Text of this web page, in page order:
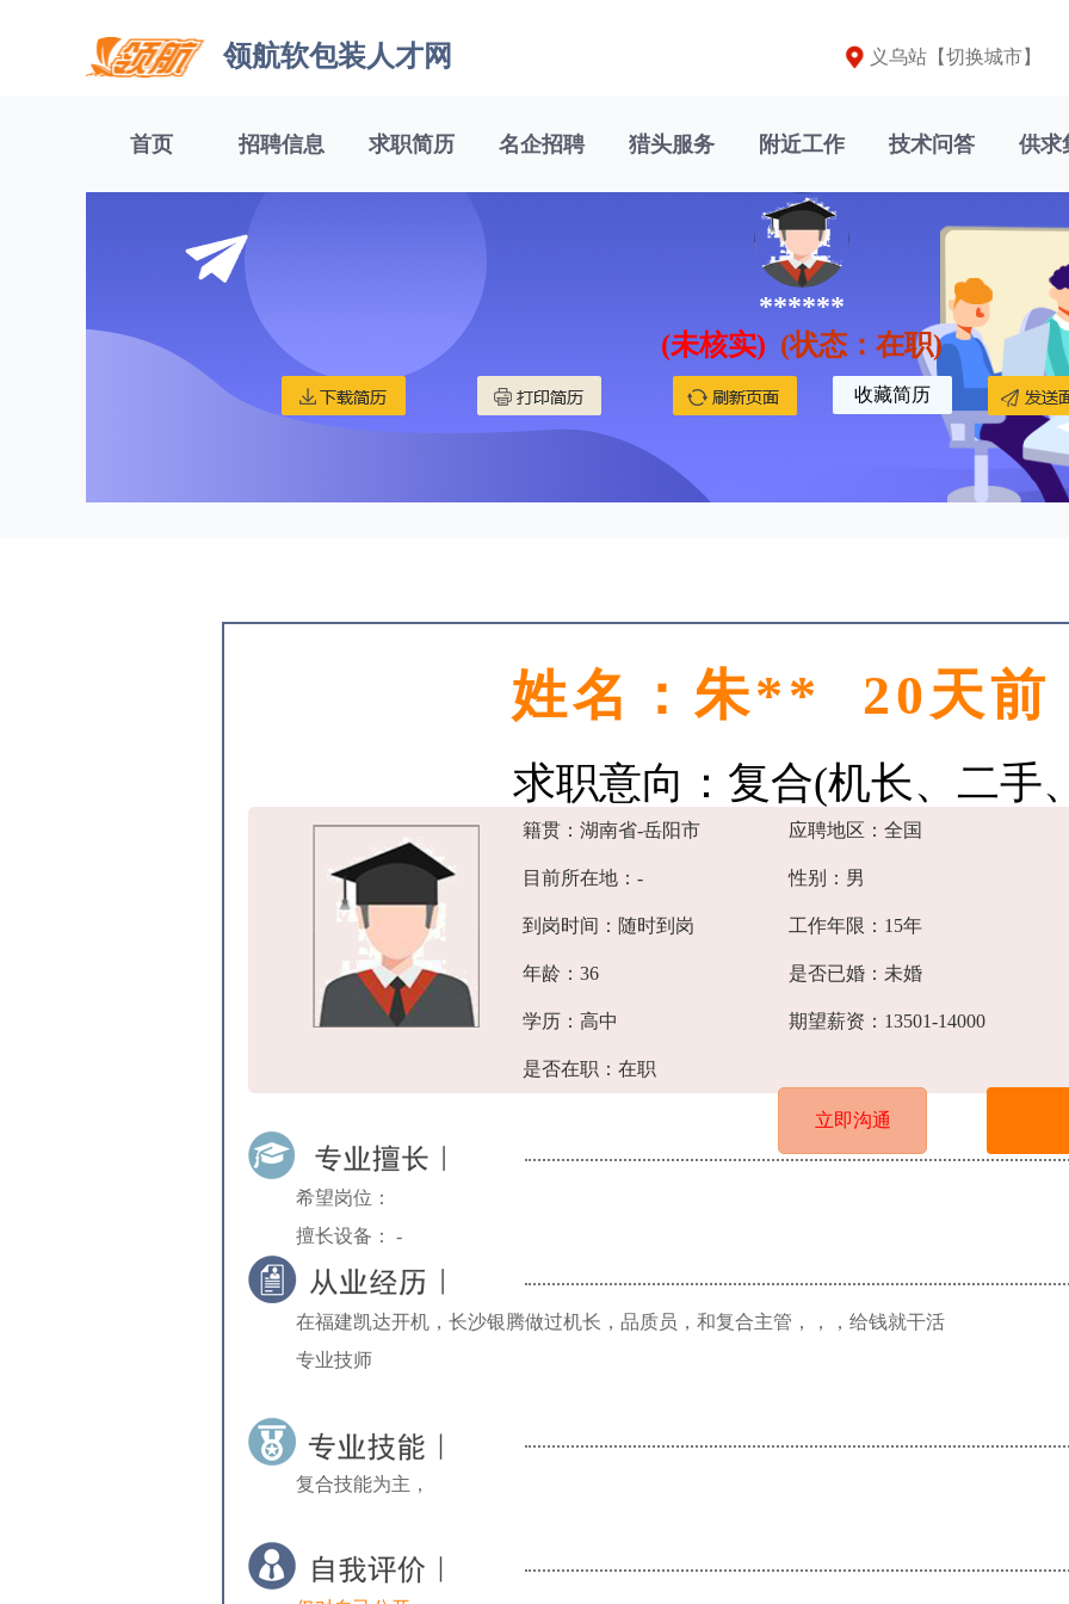
领航软包装人才网 义乌站【切换城市】
首页 招聘信息 求职简历 名企招聘 猎头服务 附近工作 技术问答 供求
******
(未核实) (状态：在职)
收藏简历
姓名：朱** 20天前
求职意向：复合(机长、二手
籍贯：湖南省-岳阳市 应聘地区：全国
目前所在地：- 性别：男
到岗时间：随时到岗 工作年限：15年
年龄：36 是否已婚：未婚
学历：高中 期望薪资：13501-14000
是否在职：在职
立即沟通
希望岗位：
擅长设备： -
在福建凯达开机，长沙银腾做过机长，品质员，和复合主管，，，给钱就干活
专业技师
复合技能为主，